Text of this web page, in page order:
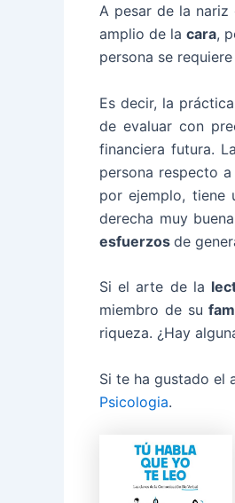
A pesar de la nariz
amplio de la cara,
persona se
Es decir, la
de evaluar con
financiera futura.
persona respecto
por ejemplo, tiene
derecha muy
esfuerzos de
Si el arte de la
miembro de su
riqueza. ¿Hay
Si te ha gustado el
Psicologia.